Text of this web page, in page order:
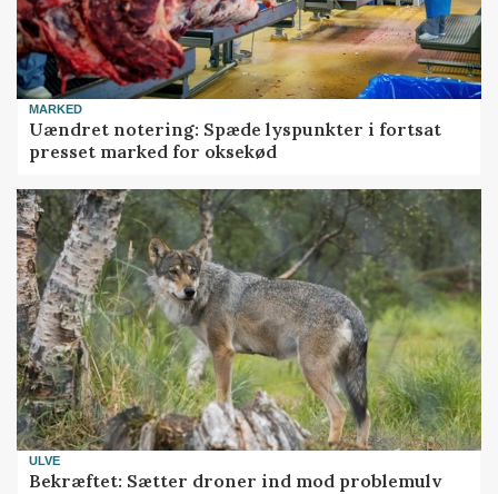
MARKED
Uændret notering: Spæde lyspunkter i fortsat
presset marked for oksekød
ULVE
Bekræftet: Sætter droner ind mod problemulv